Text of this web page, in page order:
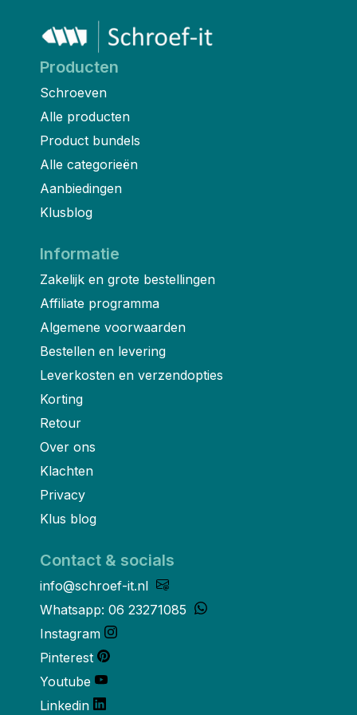
Producten
Schroeven
Alle producten
Product bundels
Alle categorieën
Aanbiedingen
Klusblog
Informatie
Zakelijk en grote bestellingen
Affiliate programma
Algemene voorwaarden
Bestellen en levering
Leverkosten en verzendopties
Korting
Retour
Over ons
Klachten
Privacy
Klus blog
Contact & socials
info@schroef-it.nl
Whatsapp: 06 23271085
Instagram
Pinterest
Youtube
Linkedin